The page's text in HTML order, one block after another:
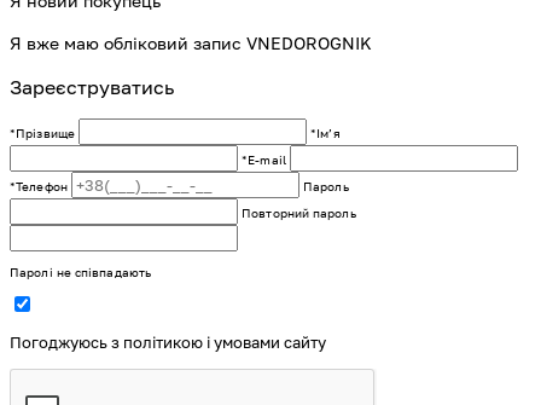
Я вже маю обліковий запис VNEDOROGNIK
Зареєструватись
*Прізвище
*Імʼя
*E-mail
*Телефон
Пароль
Повторний пароль
Паролі не співпадають
Погоджуюсь з політикою і умовами сайту